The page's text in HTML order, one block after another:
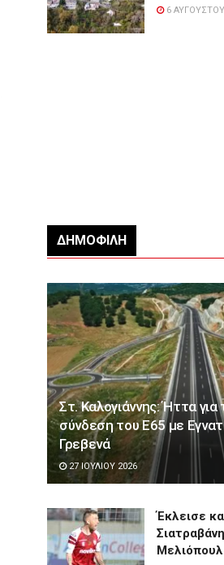
6 ΑΥΓΟΎΣΤΟΥ
ΔΗΜΟΦΙΛΉ
Στ. Καλογιάννης: Ήττα
σύνδεση του Ε65 με
Γρεβενά
27 ΙΟΥΛΊΟΥ 2026
Έκλεισε